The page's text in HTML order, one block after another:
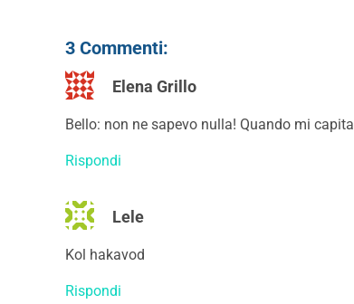
3 Commenti:
Elena Grillo
Bello: non ne sapevo nulla! Quando mi
Rispondi
Lele
Kol hakavod
Rispondi